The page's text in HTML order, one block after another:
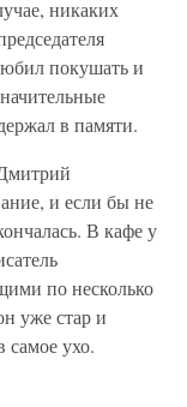
никаких
покушать и
в памяти.
и если бы не
В кафе у
по несколько
уже стар и
самое ухо.